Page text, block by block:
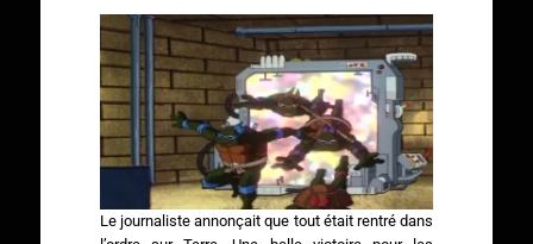
Le journaliste annonçait que tout était rentré dans